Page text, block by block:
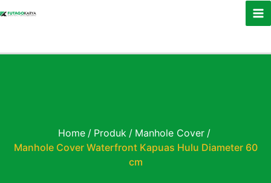
Home / Produk / Manhole Cover /
Manhole Cover Waterfront Kapuas Hulu Diameter 60
cm